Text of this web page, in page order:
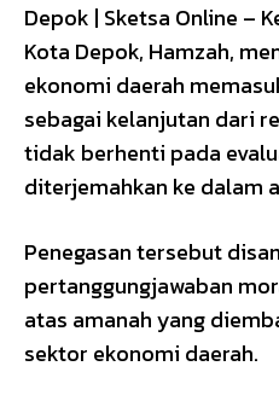
Depok | Sketsa Online –
Kota Depok, Hamzah,
ekonomi daerah
sebagai kelanjutan dari
tidak berhenti pada
diterjemahkan ke dalam
Penegasan tersebut
pertanggungjawaban
atas amanah yang
sektor ekonomi daerah.